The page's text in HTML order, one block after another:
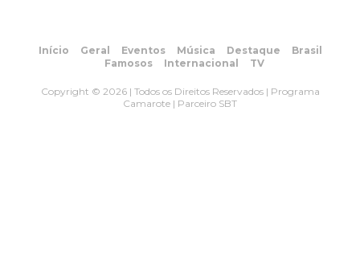
Início Geral Eventos Música Destaque
Brasil
Famosos
Internacional TV
Copyright © 2026 | Todos os Direitos Reservados | Programa
Camarote | Parceiro SBT